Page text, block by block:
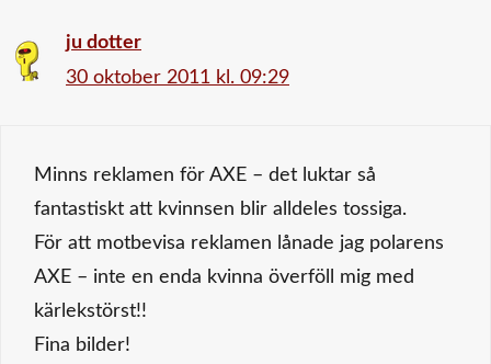
ju dotter
30 oktober 2011 kl. 09:29
Minns reklamen för AXE – det luktar så
fantastiskt att kvinnsen blir alldeles tossiga.
För att motbevisa reklamen lånade jag polarens
AXE – inte en enda kvinna överföll mig med
kärlekstörst!!
Fina bilder!